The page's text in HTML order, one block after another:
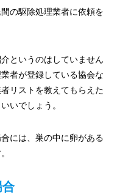
の駆除処理業者に依頼を
というのはしていません
者が登録している協会な
リストを教えてもらえた
いでしょう。
には、巣の中に卵がある
合